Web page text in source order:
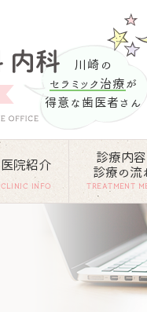
川崎の
セラミック治療 が
得意な歯医者さん
医院紹介
CLINIC INFO
診療内
診療の流
TREATMENT